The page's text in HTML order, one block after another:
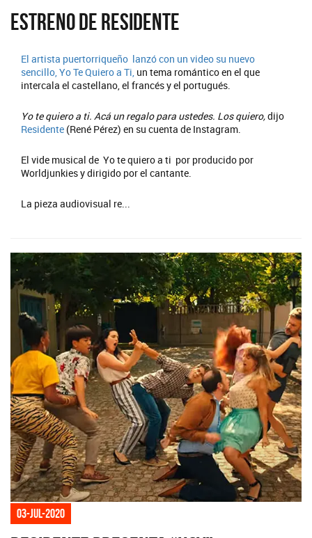
Estreno de Residente
El artista puertorriqueño lanzó con un video su nuevo
sencillo,Yo Te Quiero a Ti, un tema romántico en el que
intercala el castellano, el francés y el portugués.
Yo te quiero a ti. Acá un regalo para ustedes. Los quiero,dijo
Residente (René Pérez) en su cuenta de Instagram.
El vide musical de Yo te quiero a ti por producido por
Worldjunkies y dirigido por el cantante.
La pieza audiovisual re...
03-jul-2020